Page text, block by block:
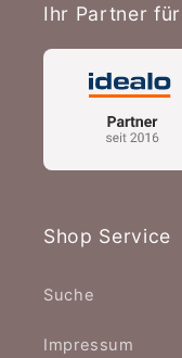
Ihr Partner
Shop Service
Suche
Impressum